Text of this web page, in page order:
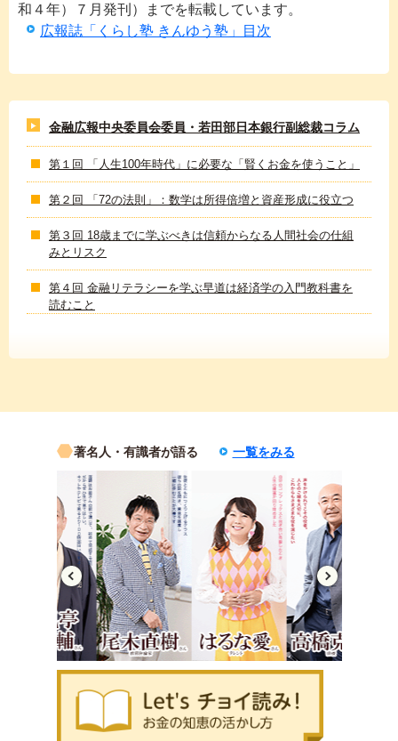
和４年）７月発刊）までを転載しています。
広報誌「くらし塾 きんゆう塾」目次
金融広報中央委員会委員・若田部日本銀行副総裁コラム
第１回 「人生100年時代」に必要な「賢くお金を使うこと」
第２回 「72の法則」：数学は所得倍増と資産形成に役立つ
第３回 18歳までに学ぶべきは信頼からなる人間社会の仕組
みとリスク
第４回 金融リテラシーを学ぶ早道は経済学の入門教科書を
読むこと
著名人・有識者が語る 一覧をみる